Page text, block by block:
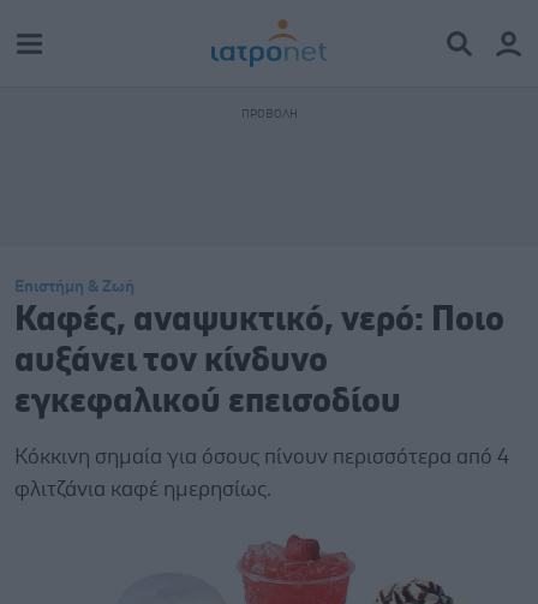
Επιστήμη & Ζωή
Καφές, αναψυκτικό, νερό: Ποιο
αυξάνει τον κίνδυνο
εγκεφαλικού επεισοδίου
Kόκκινη σημαία για όσους πίνουν περισσότερα από 4
φλιτζάνια καφέ ημερησίως.